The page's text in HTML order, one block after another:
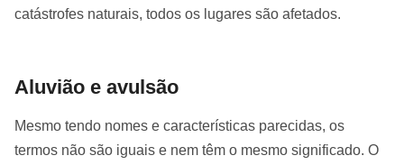
catástrofes naturais, todos os lugares são afetados.
Aluvião e avulsão
Mesmo tendo nomes e características parecidas, os
termos não são iguais e nem têm o mesmo significado. O